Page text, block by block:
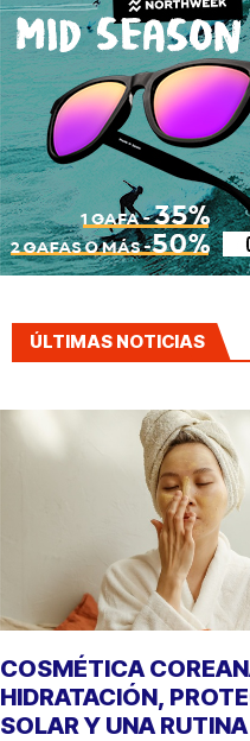
ÚLTIMAS NOTICIAS
COSMÉTICA
HIDRATACIÓN,
SOLAR Y UNA